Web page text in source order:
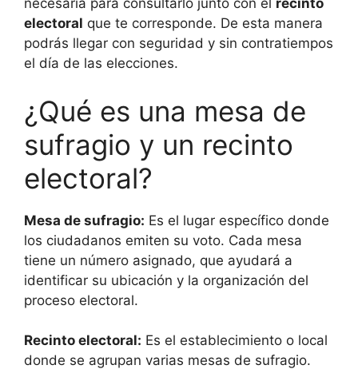
necesaria para consultarlo junto con el recinto
electoral que te corresponde. De esta manera
podrás llegar con seguridad y sin contratiempos
el día de las elecciones.
¿Qué es una mesa de
sufragio y un recinto
electoral?
Mesa de sufragio: Es el lugar específico donde
los ciudadanos emiten su voto. Cada mesa
tiene un número asignado, que ayudará a
identificar su ubicación y la organización del
proceso electoral.
Recinto electoral: Es el establecimiento o local
donde se agrupan varias mesas de sufragio.